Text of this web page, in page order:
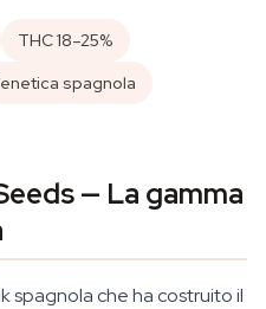
THC 18–25%
spagnola
— La gamma
spagnola che ha costruito il